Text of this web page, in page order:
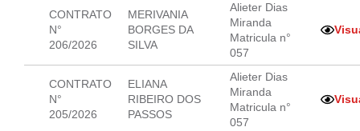
CONTRATO
N°
206/2026
MERIVANIA
BORGES DA
SILVA
Alieter Dias
Miranda
Matricula n°
057
CONTRATO
N°
205/2026
ELIANA
RIBEIRO DOS
PASSOS
Alieter Dias
Miranda
Matricula n°
057